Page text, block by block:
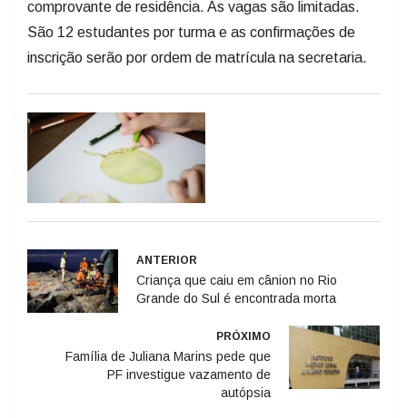
comprovante de residência. As vagas são limitadas.
São 12 estudantes por turma e as confirmações de
inscrição serão por ordem de matrícula na secretaria.
ANTERIOR
Criança que caiu em cânion no Rio
Grande do Sul é encontrada morta
PRÓXIMO
Família de Juliana Marins pede que
PF investigue vazamento de
autópsia